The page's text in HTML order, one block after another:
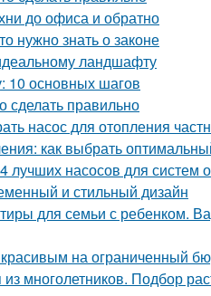
до офиса и обратно
нужно знать о законе
ландшафту
10 основных шагов
сделать правильно
насос для отопления
как выбрать
лучших насосов для систем
и стильный дизайн
для семьи с ребенком.
на ограниченный
многолетников. Подбор